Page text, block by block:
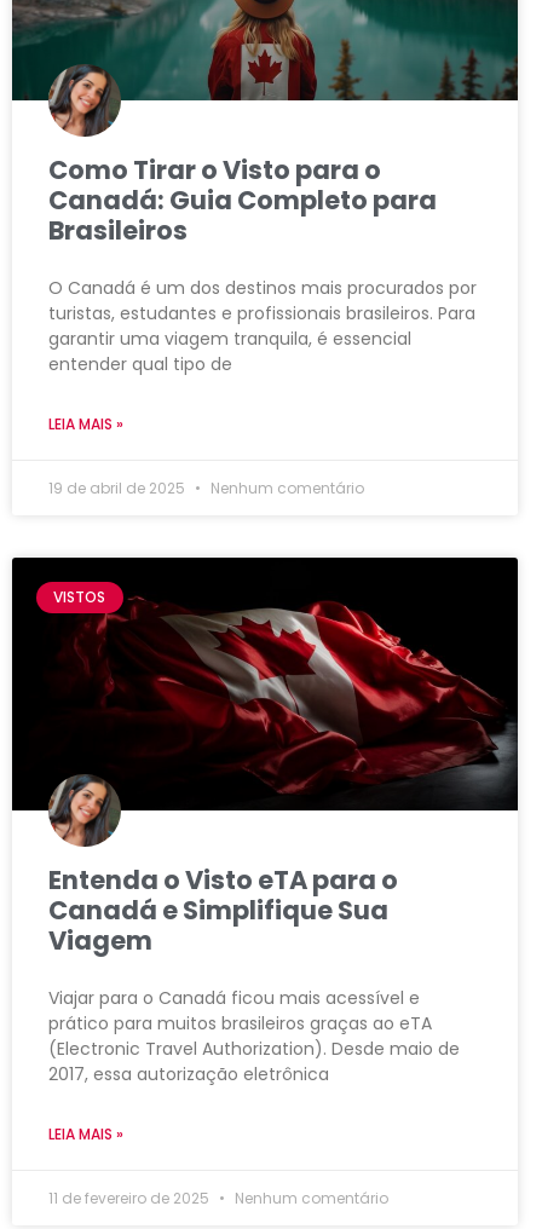
Como Tirar o Visto para o
Canadá: Guia Completo para
Brasileiros
O Canadá é um dos destinos mais procurados por
turistas, estudantes e profissionais brasileiros. Para
garantir uma viagem tranquila, é essencial
entender qual tipo de
LEIA MAIS »
19 de abril de 2025 Nenhum comentário
VISTOS
Entenda o Visto eTA para o
Canadá e Simplifique Sua
Viagem
Viajar para o Canadá ficou mais acessível e
prático para muitos brasileiros graças ao eTA
(Electronic Travel Authorization). Desde maio de
2017, essa autorização eletrônica
LEIA MAIS »
11 de fevereiro de 2025 Nenhum comentário